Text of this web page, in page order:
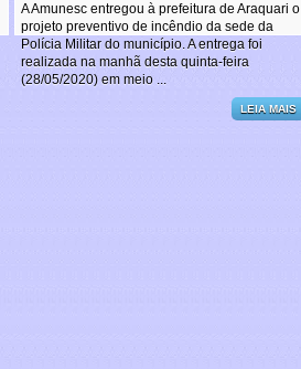
entrega
projeto
para
a
prefeitura
de
Araquari
A Amunesc entregou à prefeitura de Araquari o
projeto preventivo de incêndio da sede da
Polícia Militar do município. A entrega foi
realizada na manhã desta quinta-feira
(28/05/2020) em meio ...
LEIA MAIS